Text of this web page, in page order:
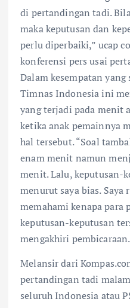
di pertandingan tadi.
maka keputusan dan
perlu diperbaiki,” ucap
konferensi pers usai
Dalam kesempatan
Timnas Indonesia ini
yang terjadi pada menit
ketika anak pemainnya
hal tersebut. “Soal
enam menit namun
menit. Lalu, keputusan-
menurut saya bias. Saya
memahami kenapa para
keputusan-keputusan
mengakhiri pembicaraan.
Melansir dari
pertandingan tadi
seluruh Indonesia atau